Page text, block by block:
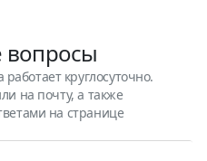
вопросы
круглосуточно.
на почту, а также
на странице